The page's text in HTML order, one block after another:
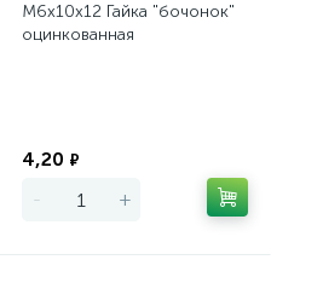
М6х10х12 Гайка "бочонок"
оцинкованная
4,20 ₽
- +